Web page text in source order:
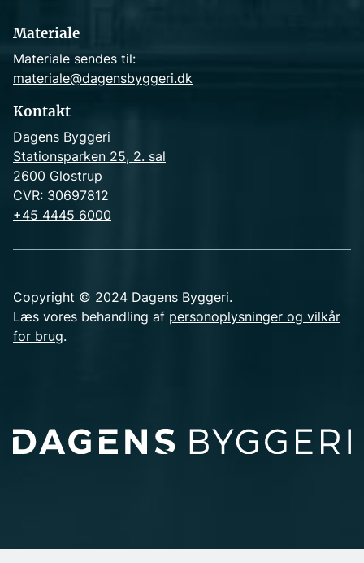
Materiale
Materiale sendes til:
materiale@dagensbyggeri.dk
Kontakt
Dagens Byggeri
Stationsparken 25, 2. sal
2600 Glostrup
CVR: 30697812
+45 4445 6000
Copyright © 2024 Dagens Byggeri.
Læs vores behandling af personoplysninger og vilkår
for brug.